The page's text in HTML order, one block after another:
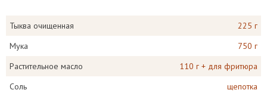
Тыква очищенная
225 г
Мука
750 г
Растительное масло
110 г + для фритюра
Соль
щепотка